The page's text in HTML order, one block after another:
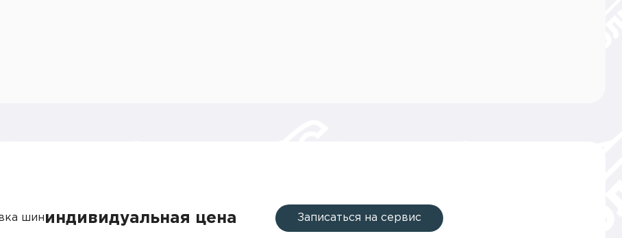
шининдивидуальная цена Записаться на сервис